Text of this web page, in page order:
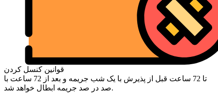
قوانین کنسل کردن
تا 72 ساعت قبل از پذیرش با یک شب جریمه و بعد از 72 ساعت با
صد در صد جریمه ابطال خواهد شد.